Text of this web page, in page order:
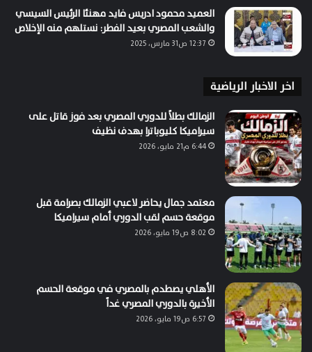
العميد محمود ادريس فايد مهنئا الرئيس السيسي
والشعب المصري بعيد الفطر: نستلهم منه الإخلاص
12:37 ص31 مارس، 2025
اخر الاخبار الرياضية
الزمالك بطلاً للدوري المصري بعد فوز قاتل على
سيراميكا كليوباترا بهدف نظيف
6:44 م21 مايو، 2026
معتمد جمال يحاضر لاعبي الزمالك بصرامة قبل
موقعة حسم لقب الدوري أمام سيراميكا
8:02 ص19 مايو، 2026
الأهلي يصطدم بالمصري في موقعة الحسم
الأخيرة بالدوري المصري غداً
6:57 ص19 مايو، 2026